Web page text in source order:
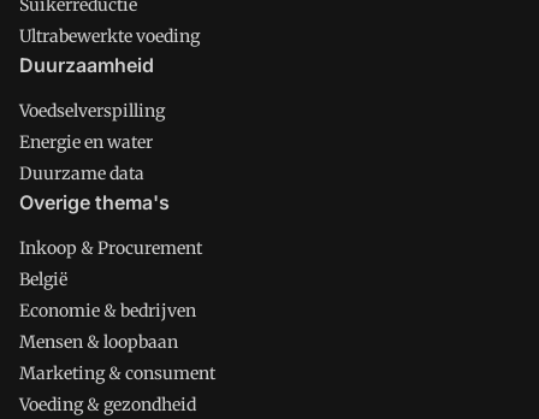
Suikerreductie
Ultrabewerkte voeding
Duurzaamheid
Voedselverspilling
Energie en water
Duurzame data
Overige thema's
Inkoop & Procurement
België
Economie & bedrijven
Mensen & loopbaan
Marketing & consument
Voeding & gezondheid